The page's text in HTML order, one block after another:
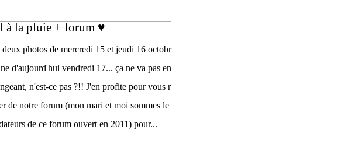
à la pluie + forum ♥
photos de mercredi 15 et jeudi 16 octobr
d'aujourd'hui vendredi 17... ça ne va pas en
n'est-ce pas ?!! J'en profite pour vous r
de notre forum (mon mari et moi sommes le
de ce forum ouvert en 2011) pour...